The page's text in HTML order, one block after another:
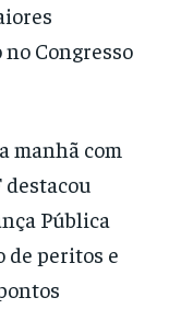
Congresso
manhã com
Pública
de peritos e